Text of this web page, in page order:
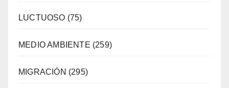
LUCTUOSO (75)
MEDIO AMBIENTE (259)
MIGRACIÓN (295)